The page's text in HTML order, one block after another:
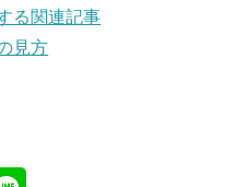
る関連記事
見方